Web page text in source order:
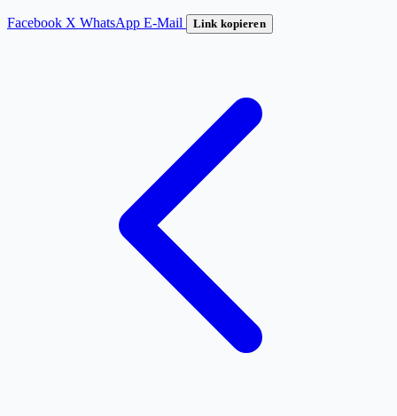
Facebook X WhatsApp E-Mail Link kopieren